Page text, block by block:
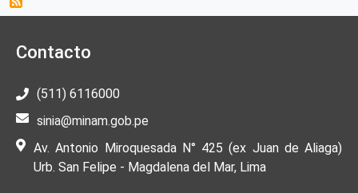
Contacto
(511) 6116000
sinia@minam.gob.pe
Av. Antonio Miroquesada N° 425 (ex Juan de Aliaga)
Urb. San Felipe - Magdalena del Mar, Lima